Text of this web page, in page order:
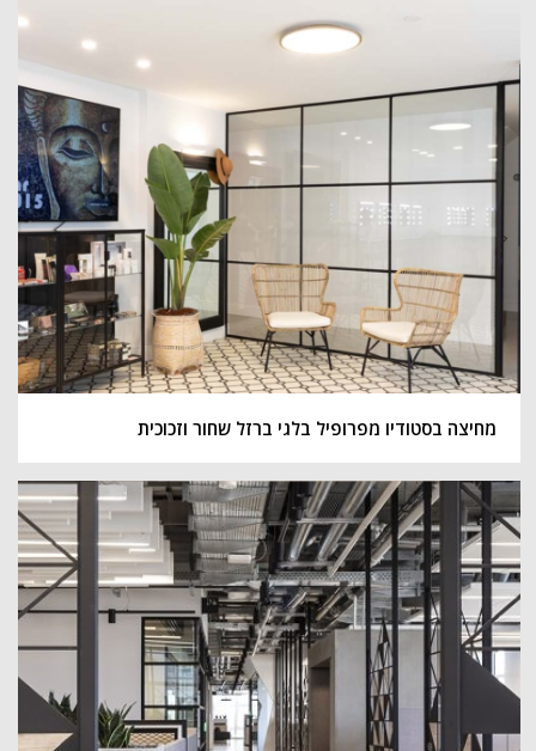
מחיצה בסטודיו מפרופיל בלגי ברזל שחור וזכוכית